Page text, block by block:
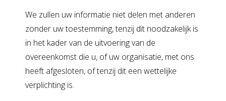
We zullen uw informatie niet delen met anderen
zonder uw toestemming, tenzij dit noodzakelijk is
in het kader van de uitvoering van de
overeenkomst die u, of uw organisatie, met ons
heeft afgesloten, of tenzij dit een wettelijke
verplichting is.